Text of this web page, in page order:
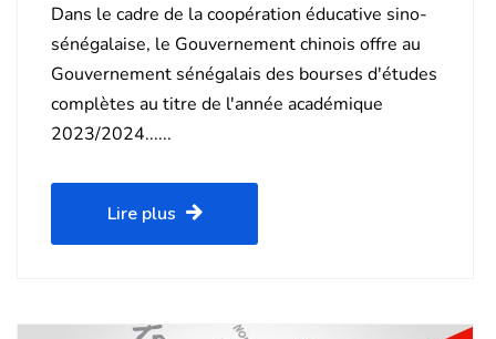
Dans le cadre de la coopération éducative sino-
sénégalaise, le Gouvernement chinois offre au
Gouvernement sénégalais des bourses d'études
complètes au titre de l'année académique
2023/2024......
Lire plus